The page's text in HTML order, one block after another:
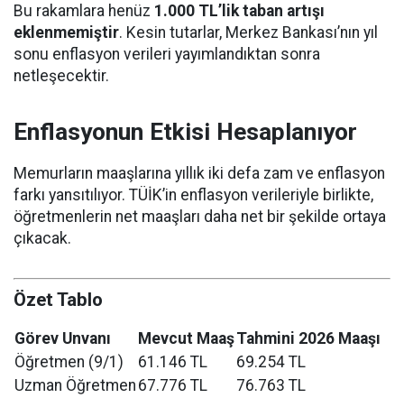
Bu rakamlara henüz 1.000 TL’lik taban artışı
eklenmemiştir. Kesin tutarlar, Merkez Bankası’nın yıl
sonu enflasyon verileri yayımlandıktan sonra
netleşecektir.
Enflasyonun Etkisi Hesaplanıyor
Memurların maaşlarına yıllık iki defa zam ve enflasyon
farkı yansıtılıyor. TÜİK’in enflasyon verileriyle birlikte,
öğretmenlerin net maaşları daha net bir şekilde ortaya
çıkacak.
Özet Tablo
Görev Unvanı Mevcut MaaşTahmini 2026 Maaşı
Öğretmen (9/1)
61.146 TL
69.254 TL
Uzman Öğretmen 67.776 TL
76.763 TL